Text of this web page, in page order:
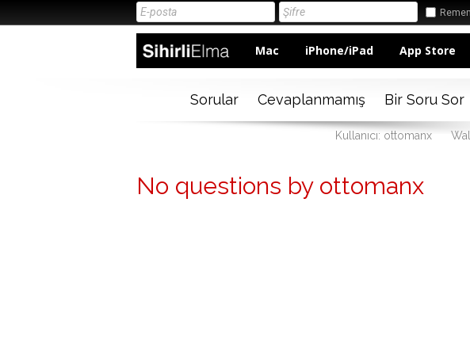
Mac iPhone/iPad App Store
Sorular Cevaplanmamış Bir Soru Sor
Kullanıcı: ottomanx Wall
No questions by ottomanx